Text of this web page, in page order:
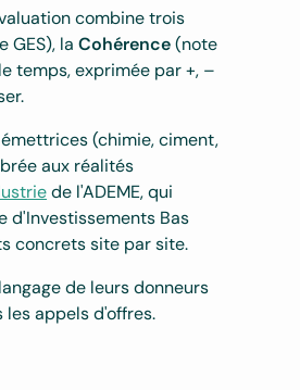
combine trois
GES), laCohérence(note
temps, exprimée par +, –
(chimie, ciment,
aux réalités
de l'ADEME, qui
d'Investissements Bas
concrets site par site.
de leurs donneurs
appels d'offres.